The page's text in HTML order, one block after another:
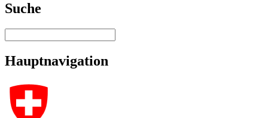
Suche
Hauptnavigation